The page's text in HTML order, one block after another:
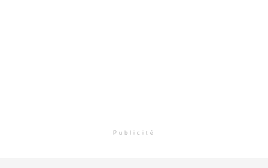
Publicité